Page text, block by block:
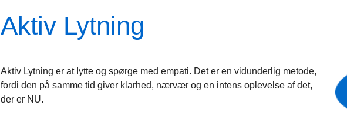
Aktiv Lytning
Aktiv Lytning er at lytte og spørge med empati. Det er en vidunderlig metode,
fordi den på samme tid giver klarhed, nærvær og en intens oplevelse af det,
der er NU.